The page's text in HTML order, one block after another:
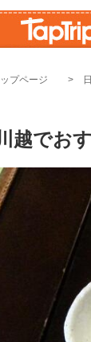
ップページ
越でお